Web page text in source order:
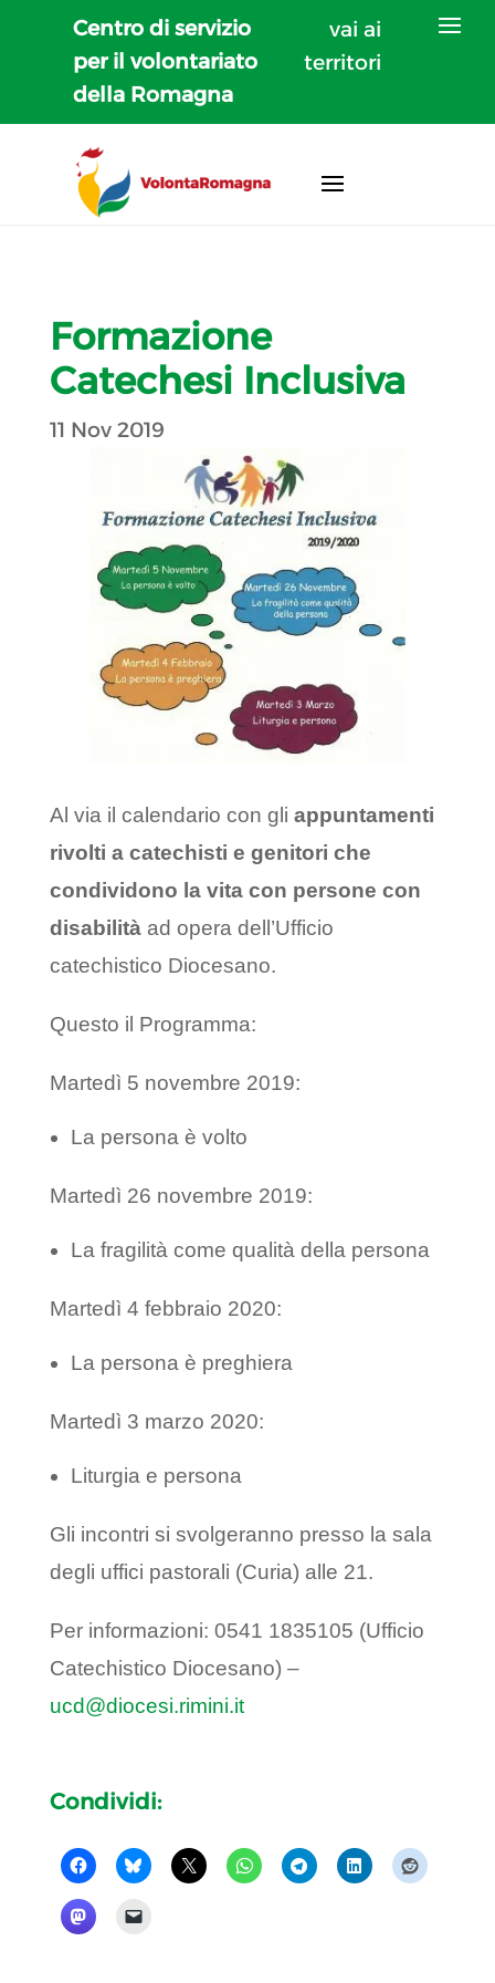
Centro di servizio
per il volontariato
della Romagna
vai ai
territori
Formazione
Catechesi Inclusiva
11 Nov 2019
Al via il calendario con gli appuntamenti
rivolti a catechisti e genitori che
condividono la vita con persone con
disabilitàad opera dell’Ufficio
catechistico Diocesano.
Questo il Programma:
Martedì 5 novembre 2019:
La persona è volto
Martedì 26 novembre 2019:
La fragilità come qualità della persona
Martedì 4 febbraio 2020:
La persona è preghiera
Martedì 3 marzo 2020:
Liturgia e persona
Gli incontri si svolgeranno presso la sala
degli uffici pastorali (Curia) alle 21.
Per informazioni: 0541 1835105 (Ufficio
Catechistico Diocesano) –
ucd@diocesi.rimini.it
Condividi: